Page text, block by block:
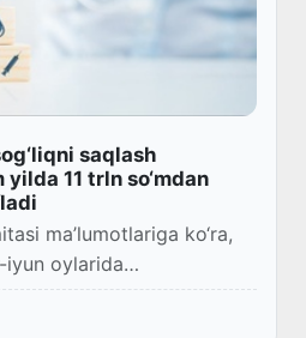
saqlash
11 trln so‘mdan
ma’lumotlariga ko‘ra,
oylarida
saqlash sohasidagi
so‘mni tashkil etgan.